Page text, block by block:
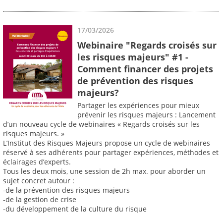
17/03/2026
Webinaire "Regards croisés sur
les risques majeurs" #1 -
Comment financer des projets
de prévention des risques
majeurs?
Partager les expériences pour mieux
prévenir les risques majeurs : Lancement
d’un nouveau cycle de webinaires « Regards croisés sur les
risques majeurs. »
L’Institut des Risques Majeurs propose un cycle de webinaires
réservé à ses adhérents pour partager expériences, méthodes et
éclairages d’experts.
Tous les deux mois, une session de 2h max. pour aborder un
sujet concret autour :
-de la prévention des risques majeurs
-de la gestion de crise
-du développement de la culture du risque